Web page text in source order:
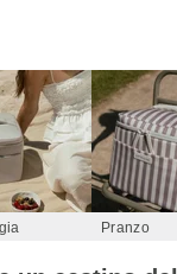
Pranzo